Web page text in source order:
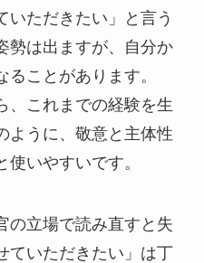
いただきたい」と言う
勢は出ますが、自分か
ことがあります。
、これまでの経験を生
ように、敬意と主体性
いやすいです。
の立場で読み直すと失
ていただきたい」は丁